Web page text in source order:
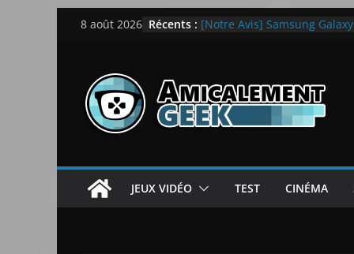
Passer8 août 2026 Récents : [Notre Avis] Samsung
[Notre Avis] Spy x Family:
LEGO dévoile la LEGO
JEUX VIDÉO TEST CINÉMA